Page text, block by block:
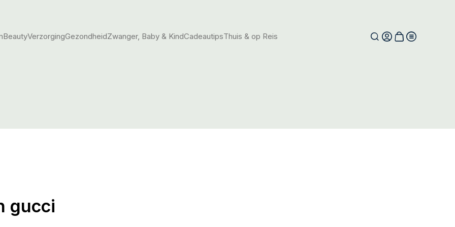
BeautyVerzorgingGezondheidZwanger, Baby & KindCadeautipsThuis & op Reis
gucci